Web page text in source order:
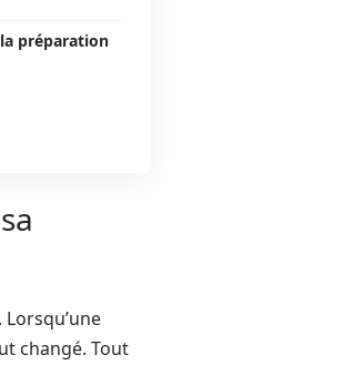
préparation
changé. Tout